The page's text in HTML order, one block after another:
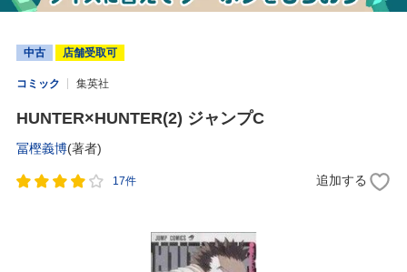
中古 店舗受取可
コミック 集英社
HUNTER×HUNTER(2) ジャンプC
冨樫義博(著者)
17件 追加する